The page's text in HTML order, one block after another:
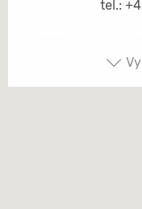
tel.: